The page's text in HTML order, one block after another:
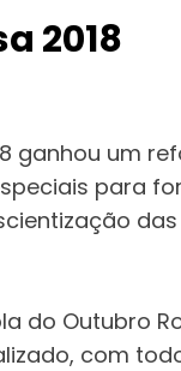
2018
ganhou um
para
do Outubro
com